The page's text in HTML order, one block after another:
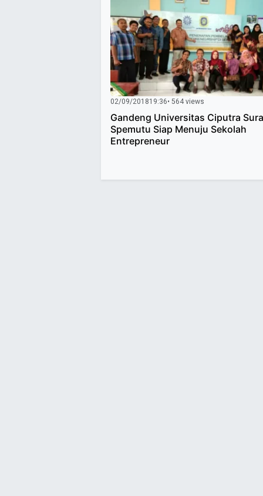
02/09/201819:36• 564 views
Gandeng Universitas Ciputra
Spemutu Siap Menuju Sekolah
Entrepreneur